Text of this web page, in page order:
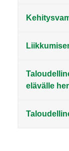
elävälle